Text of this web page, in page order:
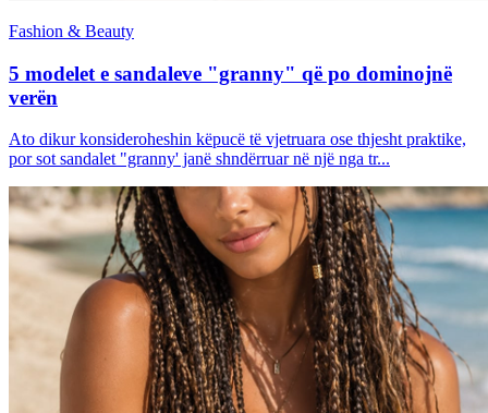
Fashion & Beauty
5 modelet e sandaleve "granny" që po dominojnë
verën
Ato dikur konsideroheshin këpucë të vjetruara ose thjesht praktike,
por sot sandalet "granny' janë shndërruar në një nga tr...